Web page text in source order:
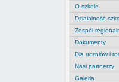
O szkole
Działalność
Zespół
Dokumenty
Dla uczniów i
Nasi partnerzy
Galeria